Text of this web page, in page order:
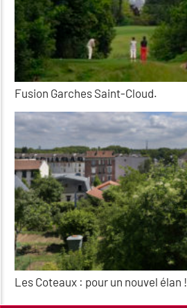
Fusion Garches Saint-Cloud.
Les Coteaux : pour un nouvel élan !